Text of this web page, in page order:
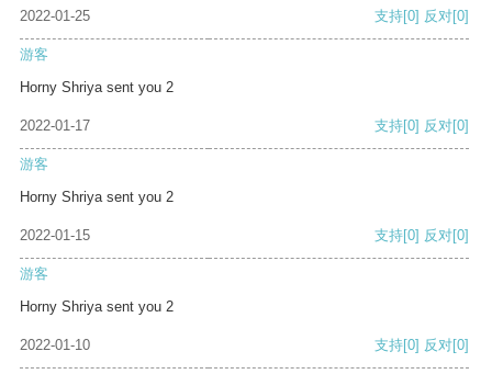
2022-01-25 支持[0] 反对[0]
游客
Horny Shriya sent you 2
2022-01-17 支持[0] 反对[0]
游客
Horny Shriya sent you 2
2022-01-15 支持[0] 反对[0]
游客
Horny Shriya sent you 2
2022-01-10 支持[0] 反对[0]